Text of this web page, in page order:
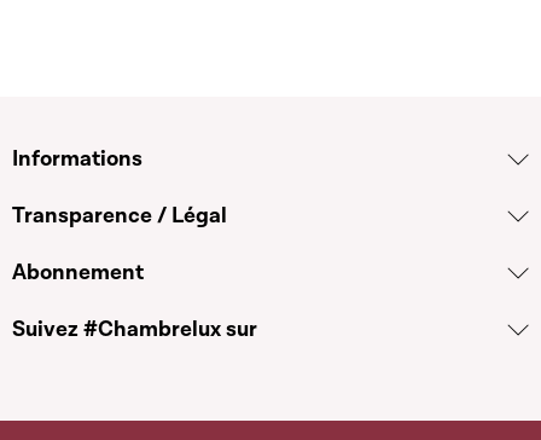
Informations
Transparence / Légal
Abonnement
Suivez #Chambrelux sur